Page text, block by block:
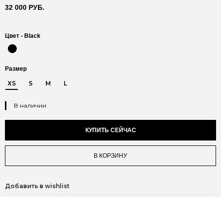
32 000 РУБ.
Цвет - Black
Размер
XS S M L
В наличии
КУПИТЬ СЕЙЧАС
В КОРЗИНУ
Добавить в wishlist